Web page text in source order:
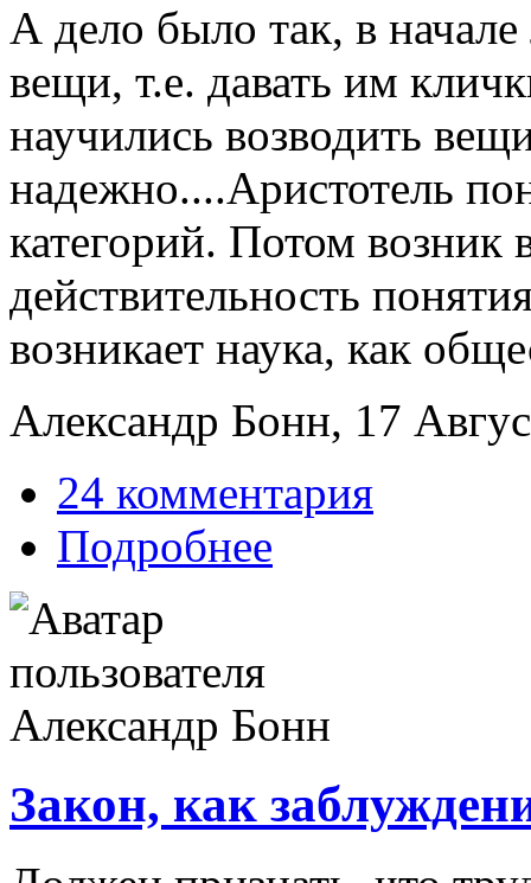
А дело было так, в
вещи, т.е. давать им
научились возводить
надежно....Аристотель
категорий. Потом возник
действительность
возникает наука, как
Александр Бонн, 17
24 комментария
Подробнее
Закон, как